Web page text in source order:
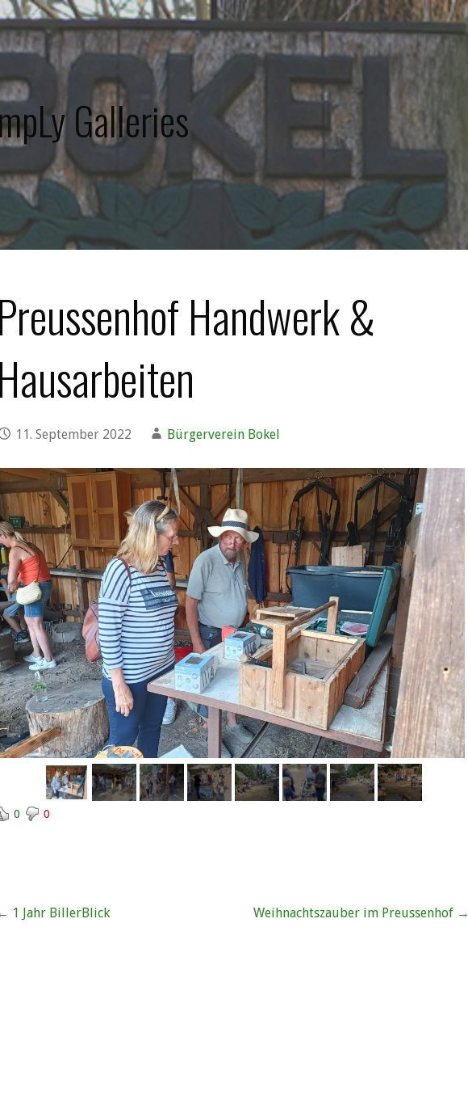
Galleries
Preussenhof Handwerk &
Hausarbeiten
11. September 2022 Bürgerverein Bokel
0 0
1 Jahr BillerBlick Weihnachtszauber im Preussenhof →